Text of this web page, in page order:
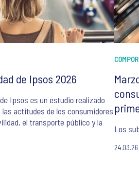
de Ipsos 2026
Ipsos es un estudio realizado
las actitudes de los consumidores
el transporte público y la
Los
24.03.26